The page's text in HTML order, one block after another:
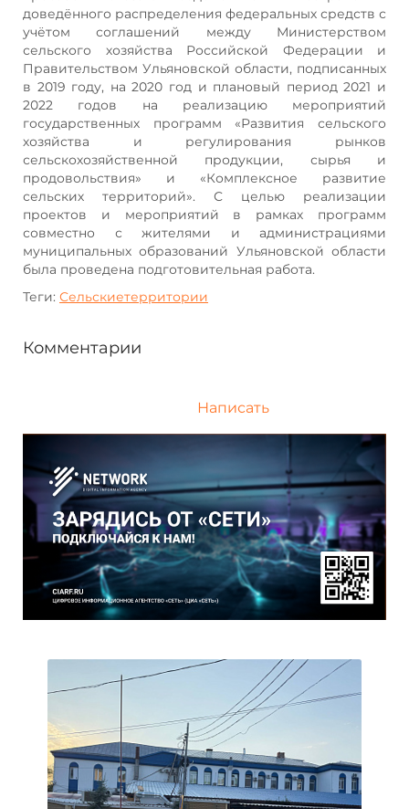
доведённого распределения федеральных средств с
учётом соглашений между Министерством
сельского хозяйства Российской Федерации и
Правительством Ульяновской области, подписанных
в 2019 году, на 2020 год и плановый период 2021 и
2022 годов на реализацию мероприятий
государственных программ «Развития сельского
хозяйства и регулирования рынков
сельскохозяйственной продукции, сырья и
продовольствия» и «Комплексное развитие
сельских территорий». С целью реализации
проектов и мероприятий в рамках программ
совместно с жителями и администрациями
муниципальных образований Ульяновской области
была проведена подготовительная работа.
Теги: Сельскиетерритории
Комментарии
Написать